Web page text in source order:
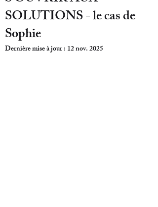
SOLUTIONS - le cas de
Sophie
Dernière mise à jour : 12 nov. 2025